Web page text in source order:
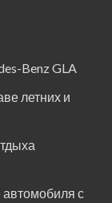
Benz GLA
летних и
с